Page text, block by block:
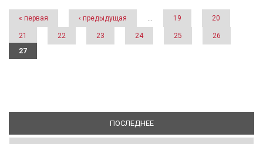
Страницы
« первая ‹ предыдущая … 19 20
21 22 23 24 25
26
27
ПОСЛЕДНЕЕ(АКТИВНАЯ ВКЛАДКА)